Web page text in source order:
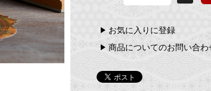
お気に入りに登録
商品についてのお問い合わ